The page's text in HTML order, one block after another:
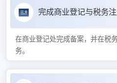
完成商业登记与税务
在商业登记处完成备案，并在税
务。